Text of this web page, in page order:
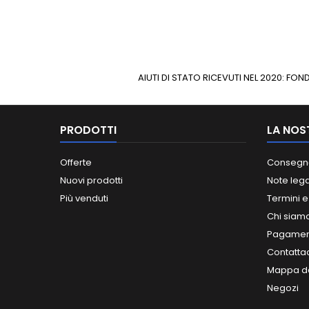
AIUTI DI STATO RICEVUTI NEL 2020:
PRODOTTI
Offerte
Nuovi prodotti
Più venduti
LA
Note
Termini
Chi
Mappa
Negozi